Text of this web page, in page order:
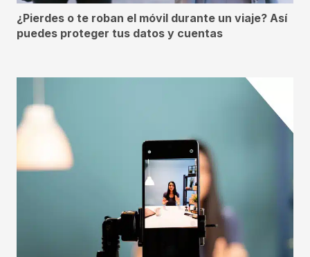
¿Pierdes o te roban el móvil durante un viaje? Así
puedes proteger tus datos y cuentas